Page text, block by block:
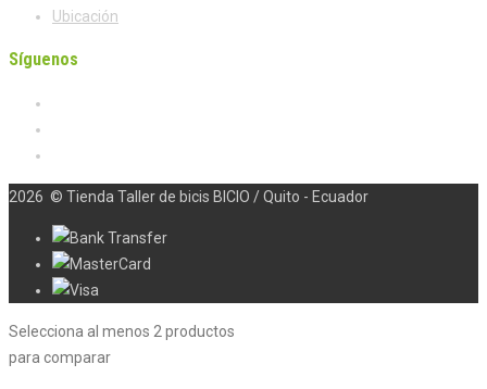
Ubicación
Síguenos
2026 © Tienda Taller de bicis BICIO / Quito - Ecuador
Selecciona al menos 2 productos
para comparar